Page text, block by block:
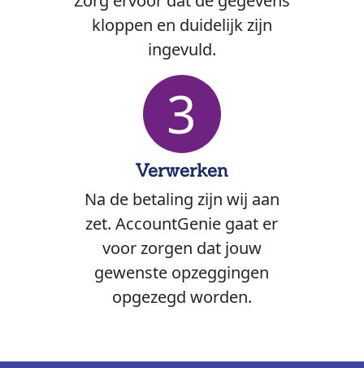
kloppen en duidelijk zijn
ingevuld.
3
Verwerken
Na de betaling zijn wij aan
zet. AccountGenie gaat er
voor zorgen dat jouw
gewenste opzeggingen
opgezegd worden.